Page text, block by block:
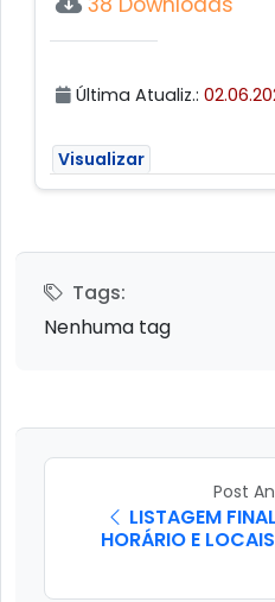
Última Atualiz.:
Visualizar
Tags:
Nenhuma tag
Post
LISTAGEM
HORÁRIO E